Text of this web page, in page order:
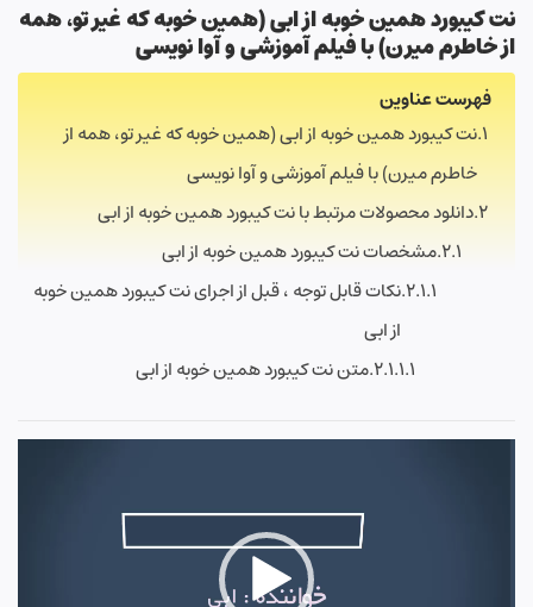
نت کیبورد همین خوبه از ابی (همین خوبه که غیر تو،همه
از خاطرم میرن)با فیلم آموزشی و آوا نویسی
فهرست عناوین
نت کیبورد همین خوبه از ابی (همین خوبه که غیر تو، همه از
خاطرم میرن) با فیلم آموزشی و آوا نویسی
دانلود محصولات مرتبط با نت کیبورد همین خوبه از ابی
مشخصات نت کیبورد همین خوبه از ابی
نکات قابل توجه ، قبل از اجرای نت کیبورد همین خوبه
از ابی
متن نت کیبورد همین خوبه از ابی